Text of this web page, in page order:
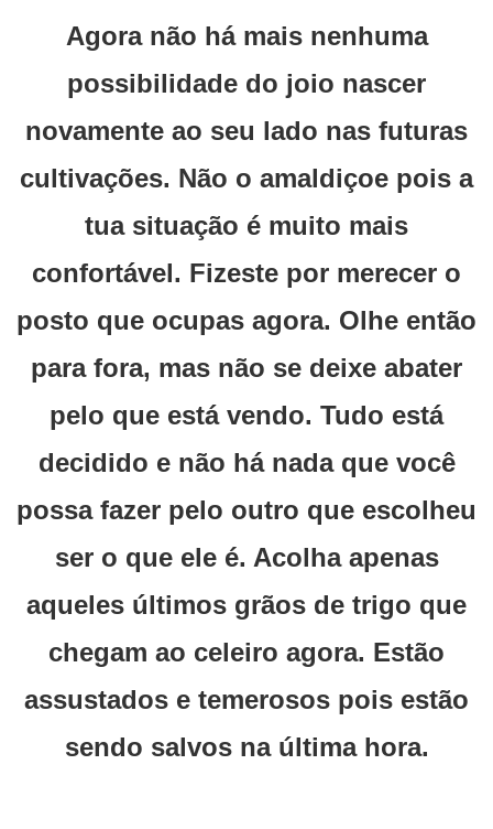
Agora não há mais nenhuma
possibilidade do joio nascer
novamente ao seu lado nas futuras
cultivações. Não o amaldiçoe pois a
tua situação é muito mais
confortável. Fizeste por merecer o
posto que ocupas agora. Olhe então
para fora, mas não se deixe abater
pelo que está vendo. Tudo está
decidido e não há nada que você
possa fazer pelo outro que escolheu
ser o que ele é. Acolha apenas
aqueles últimos grãos de trigo que
chegam ao celeiro agora. Estão
assustados e temerosos pois estão
sendo salvos na última hora.